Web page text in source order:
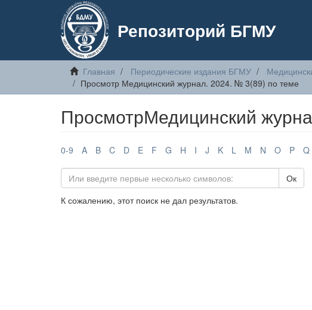
Репозиторий БГМУ
Главная Периодические издания БГМУ
Просмотр Медицинский журнал. 2024. № 3(89) по теме
ПросмотрМедицинский
0-9 A B C D E F G H I J K L M N O P Q
Ок
К сожалению, этот поиск не дал результатов.